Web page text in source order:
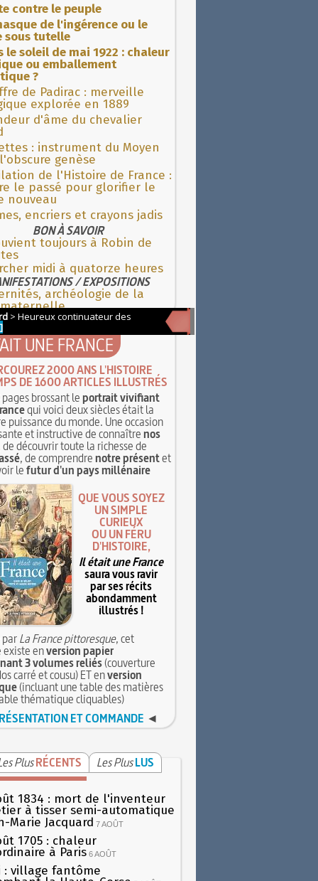
contre le peuple
de l'ingérence ou le
sous tutelle
le soleil de mai 1922 : chaleur
ou emballement
?
de Padirac : merveille
explorée en 1889
d'âme du chevalier
: instrument du Moyen
genèse
de l'Histoire de France :
le passé pour glorifier le
nouveau
encriers et crayons jadis
BON À SAVOIR
toujours à Robin de
midi à quatorze heures
/ EXPOSITIONS
archéologie de la
UNE FRANCE
2000 ANS L'HISTOIRE
DE 1600 ARTICLES ILLUSTRÉS
brossant leportrait vivifiant
qui voici deux siècles était la
puissance du monde. Une occasion
et instructive de connaîtrenos
de découvrir toute la richesse de
, de comprendrenotre présentet
lefutur d'un pays millénaire
QUE VOUS SOYEZ
UN SIMPLE
CURIEUX
OU UN FÉRU
D'HISTOIRE,
Il était une France
saura vous ravir
par ses récits
abondamment
illustrés !
La France pittoresque, cet
existe enversion papier
3 volumes reliés(couverture
carré et cousu) ET enversion
(incluant une table des matières
thématique cliquables)
ET COMMANDE ◄
Plus RÉCENTS Les Plus LUS
1834 : mort de l'inventeur
à tisser semi-automatique
Marie Jacquard 7 AOÛT
1705 : chaleur
à Paris 6 AOÛT
: village fantôme